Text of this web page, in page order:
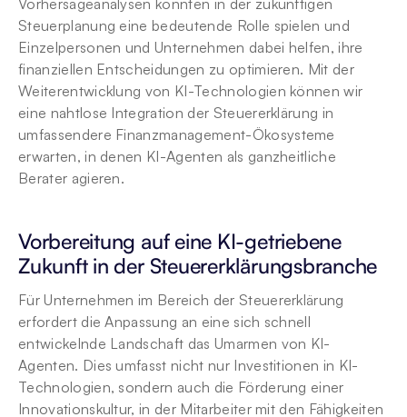
Vorhersageanalysen könnten in der zukünftigen
Steuerplanung eine bedeutende Rolle spielen und
Einzelpersonen und Unternehmen dabei helfen, ihre
finanziellen Entscheidungen zu optimieren. Mit der
Weiterentwicklung von KI-Technologien können wir
eine nahtlose Integration der Steuererklärung in
umfassendere Finanzmanagement-Ökosysteme
erwarten, in denen KI-Agenten als ganzheitliche
Berater agieren.
Vorbereitung auf eine KI-getriebene
Zukunft in der Steuererklärungsbranche
Für Unternehmen im Bereich der Steuererklärung
erfordert die Anpassung an eine sich schnell
entwickelnde Landschaft das Umarmen von KI-
Agenten. Dies umfasst nicht nur Investitionen in KI-
Technologien, sondern auch die Förderung einer
Innovationskultur, in der Mitarbeiter mit den Fähigkeiten